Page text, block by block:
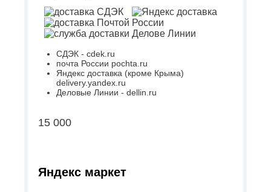
СДЭК - cdek.ru
почта России pochta.ru
Яндекс доставка (кроме Крыма)
delivery.yandex.ru
Деловые Линии - dellin.ru
15 000
Яндекс маркет